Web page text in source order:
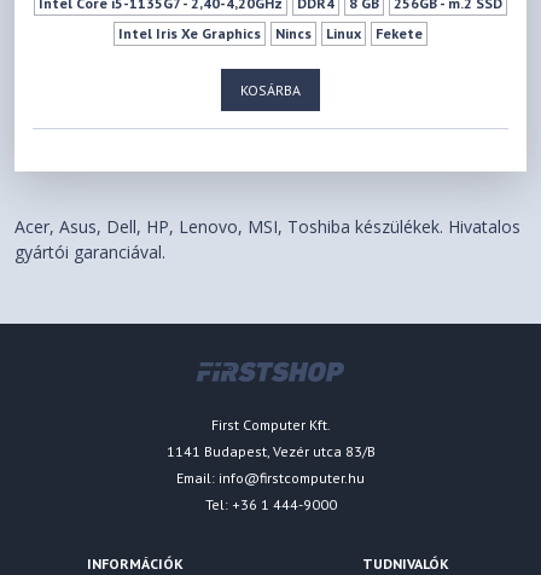
Intel Iris Xe Graphics
Nincs Linux
Fekete
USB 3.2 Gen1 HDMI
KOSÁRBA
Acer, Asus, Dell, HP, Lenovo, MSI, Toshiba készülékek. Hivatalos
gyártói garanciával.
First Computer Kft.
1141 Budapest, Vezér utca 83/B
Email: info@firstcomputer.hu
Tel: +36 1 444-9000
INFORMÁCIÓK
TUDNIVALÓK